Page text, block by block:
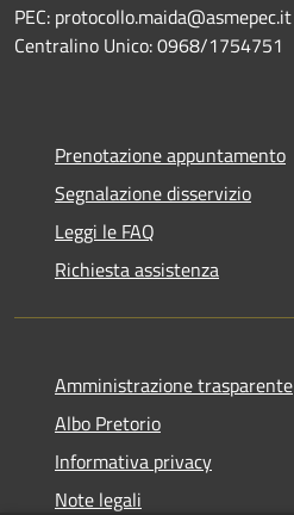
PEC: protocollo.maida@asmepec.it
Centralino Unico: 0968/1754751
Prenotazione appuntamento
Segnalazione disservizio
Leggi le FAQ
Richiesta assistenza
Amministrazione trasparente
Albo Pretorio
Informativa privacy
Note legali